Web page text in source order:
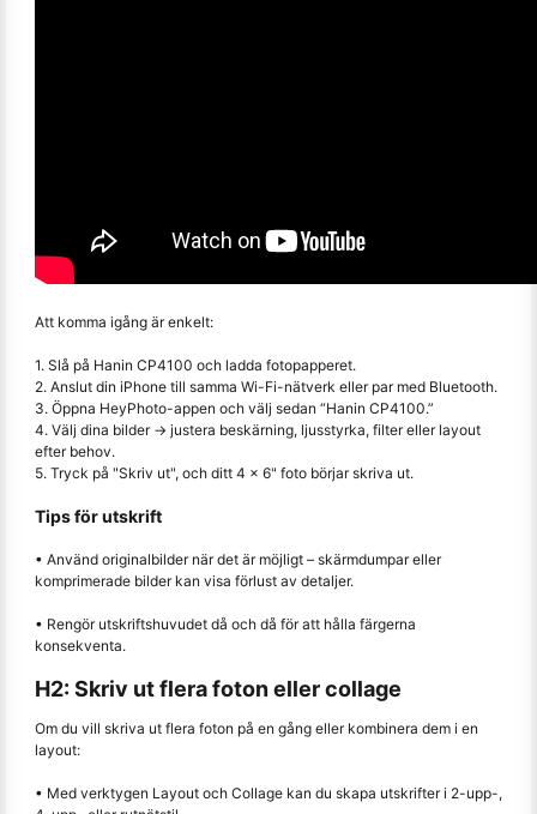
Att komma igång är enkelt:
1. Slå på Hanin CP4100 och ladda fotopapperet.
2. Anslut din iPhone till samma Wi-Fi-nätverk eller par med Bluetooth.
3. Öppna HeyPhoto-appen och välj sedan “Hanin CP4100.”
4. Välj dina bilder → justera beskärning, ljusstyrka, filter eller layout
efter behov.
5. Tryck på "Skriv ut", och ditt 4 × 6" foto börjar skriva ut.
Tips för utskrift
• Använd originalbilder när det är möjligt – skärmdumpar eller
komprimerade bilder kan visa förlust av detaljer.
• Rengör utskriftshuvudet då och då för att hålla färgerna
konsekventa.
H2: Skriv ut flera foton eller collage
Om du vill skriva ut flera foton på en gång eller kombinera dem i en
layout:
• Med verktygen Layout och Collage kan du skapa utskrifter i 2-upp-,